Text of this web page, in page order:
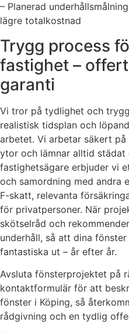
– Planerad
lägre totalkostnad
Trygg process
fastighet –
garanti
Vi tror på tydlighet och
realistisk tidsplan och
arbetet. Vi arbetar säkert
ytor och lämnar alltid städat
fastighetsägare erbjuder vi
och samordning med andra
F-skatt, relevanta
för privatpersoner. När
skötselråd och
underhåll, så att dina
fantastiska ut – år efter år.
Avsluta fönsterprojektet på
kontaktformulär för att
fönster i Köping, så
rådgivning och en tydlig